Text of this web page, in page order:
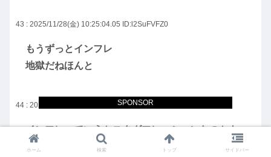
SPONSOR
43 : 2025/11/28(金) 10:25:04.05 ID:l2SuFVFZ0
もうずっとインフレ
地獄だねほんと
44 : 2025/11/28(金) 10:25:35.53ID:eMeB0+2z0
インフレっていうかスタグフレーションなのかも
しれない
ホーム 検索 トップ サイドバー